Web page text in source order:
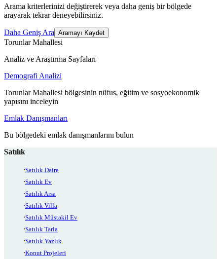
Arama kriterlerinizi değiştirerek veya daha geniş bir bölgede
arayarak tekrar deneyebilirsiniz.
Daha Geniş Ara Aramayı Kaydet
Torunlar Mahallesi
Analiz ve Araştırma Sayfaları
Demografi Analizi
Torunlar Mahallesi bölgesinin nüfus, eğitim ve sosyoekonomik
yapısını inceleyin
Emlak Danışmanları
Bu bölgedeki emlak danışmanlarını bulun
Satılık
Satılık Daire
Satılık Ev
Satılık Arsa
Satılık Villa
Satılık Müstakil Ev
Satılık Tarla
Satılık Yazlık
Konut Projeleri